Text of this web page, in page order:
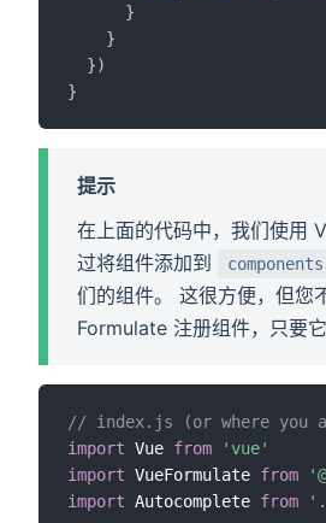
}
}
})
}
提示
在上面的代码中，我们使用
过将组件添加到
components
们的组件。 这很方便，但您
Formulate 注册组件，只要它
// index.js (or where you
import Vue from
'vue'
import VueFormulate from
import Autocomplete from